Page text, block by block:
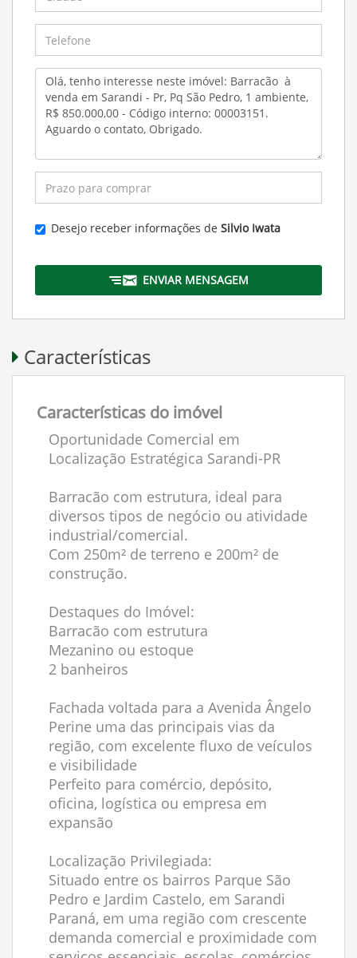
Desejo receber informações de Silvio Iwata
ENVIAR MENSAGEM
Características
Características do imóvel
Oportunidade Comercial em
Localização Estratégica Sarandi-PR
Barracão com estrutura, ideal para
diversos tipos de negócio ou atividade
industrial/comercial.
Com 250m² de terreno e 200m² de
construção.
Destaques do Imóvel:
Barracão com estrutura
Mezanino ou estoque
2 banheiros
Fachada voltada para a Avenida Ângelo
Perine uma das principais vias da
região, com excelente fluxo de veículos
e visibilidade
Perfeito para comércio, depósito,
oficina, logística ou empresa em
expansão
Localização Privilegiada:
Situado entre os bairros Parque São
Pedro e Jardim Castelo, em Sarandi
Paraná, em uma região com crescente
demanda comercial e proximidade com